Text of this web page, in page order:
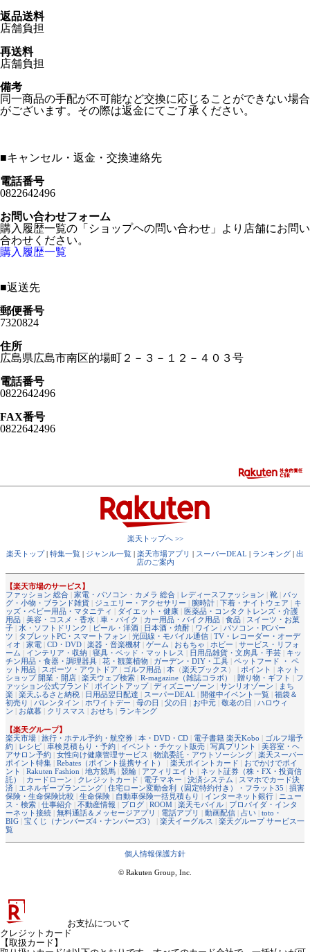
返品送料
店舗負担
再送料
店舗負担
備考
同一商品の手配が不可能など交換に応じることができない場合
がございます。その際は返金にてご了承ください。
■キャンセル・返金・交換連絡先
電話番号
0822642496
お問い合わせフォーム
購入履歴一覧の「ショップヘの問い合わせ」より店舗にお問い
合わせください。
購入履歴一覧
■返送先
郵便番号
7320824
住所
広島県広島市南区的場町２－３－１２－４０３号
電話番号
0822642496
FAX番号
0822642496
楽天トップへ >>
楽天トップ| 特集一覧 | ジャンル一覧 | 楽天市場アプリ | スーパーDEAL | ランキング | 出
店のご案内
【楽天市場のサービス】
ファッション 総合 | 家電・パソコン・カメラ 総合 | レディースファッション | 靴 | バッ
グ・小物・ブランド雑貨 | ジュエリー・アクセサリー | 腕時計 | 下着・ナイトウェア | キ
ッズ・ベビー用品・マタニティ | ダイエット・健康 | 医薬品・コンタクトレンズ・介護
用品 | 美容・コスメ・香水 | 車・バイク | カー用品・バイク用品 | 食品 | スイーツ・お菓
子 | 水・ソフトドリンク | ビール・洋酒 | 日本酒・焼酎 | ワイン | パソコン・PCパー
ツ | タブレットPC・スマートフォン | 光回線・モバイル通信 | TV・レコーダー・オーデ
ィオ | 家電 | CD・DVD | 楽器・音楽機材 | ゲーム | おもちゃ | ホビー | サービス・リフォ
ーム | インテリア・収納 | 寝具・ベッド・マットレス | 日用品雑貨・文房具・手芸 | キッ
チン用品・食器・調理器具 | 花・観葉植物 | ガーデン・DIY・工具 | ペットフード ・ ペ
ット用品 | スポーツ・アウトドア | ゴルフ用品 | 本 （楽天ブックス ） | ポイント | ネット
ショップ 開業・開店 | 楽天ウェブ検索 | R-magazine（雑誌コラボ） | 贈り物・ギフト | フ
ァッション公式ブランド | ポイントアップ| ディズニーゾーン | サンリオゾーン | まち
楽 | 楽天ふるさと納税 | 日用品翌日配達 | スーパーDEAL | 開催中イベント一覧 | 福袋＆
初売り | バレンタイン | ホワイトデー | 母の日 | 父の日 | お中元 | 敬老の日 | ハロウィ
ン | お歳暮 | クリスマス | おせち | ランキング
【楽天グループ】
楽天市場 | 旅行・ホテル予約・航空券 | 本・DVD・CD | 電子書籍 楽天Kobo | ゴルフ場予
約 | レシピ | 車検見積もり・予約 | イベント・チケット販売 | 写真プリント | 美容室・ヘ
アサロン予約 | 女性向け健康管理サービス | 物流委託・アウトソーシング | 楽天スーパー
ポイント特集 | Rebates（ポイント提携サイト） | 楽天ポイントカード | おでかけでポイ
ント | Rakuten Fashion | 地方競馬 | 競輪 | アフィリエイト | ネット証券（株・FX・投資信
託）
| カードローン | クレジットカード | 電子マネー | 決済システム | スマホでカード決
済 | エネルギープランニング | 住宅ローン変動金利（固定特約付き）・フラット35 | 損害
保険・生命保険比較 | 生命保険 | 自動車保険一括見積もり | インターネット銀行 | ニュー
ス・検索 | 仕事紹介 | 不動産情報 | ブログ | ROOM | 楽天モバイル | プロバイダ・インタ
ーネット接続 | 無料通話＆メッセージアプリ | 電話アプリ | 動画配信 | 占い | toto・
BIG | 宝くじ（ナンバーズ4・ナンバーズ3） | 楽天イーグルス | 楽天グループ サービス一
覧
個人情報保護方針
© Rakuten Group, Inc.
お支払について
クレジットカード
【取扱カード】